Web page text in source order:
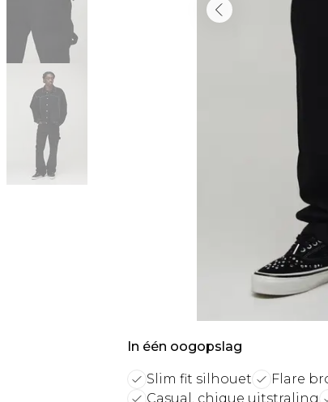
In één oogopslag
Slim fit silhouet Flare
Casual, chique uitstraling